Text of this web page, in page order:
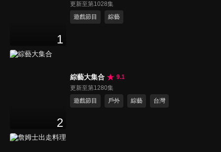
1
更新至第1028集
遊戲節目
綜藝
2
綜藝大集合
9.1
更新至第1280集
遊戲節目
戶外 綜藝 台灣